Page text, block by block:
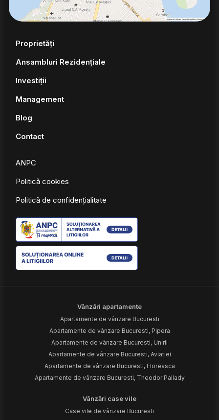
Proprietăți
Ansambluri Rezidențiale
Investiții
Management
Blog
Contact
ANPC
Politică cookies
Politică de confidențialitate
Vânzări apartamente
Apartamente de vânzare Bucuresti
Apartamente de vânzare Bucuresti, Pipera
Apartamente de vânzare Bucuresti, Unirii
Apartamente de vânzare Bucuresti, Aviatiei
Apartamente de vânzare Bucuresti, Floreasca
Apartamente de vânzare Bucuresti, Theodor Pallady
Vânzări case vile
Case vile de vânzare Bucuresti